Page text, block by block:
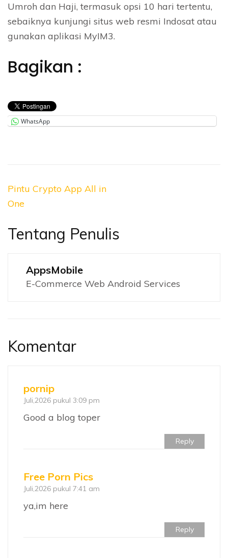
Umroh dan Haji, termasuk opsi 10 hari tertentu,
sebaiknya kunjungi situs web resmi Indosat atau
gunakan aplikasi MyIM3.
Bagikan :
WhatsApp
Pintu Crypto App All in
One
Tentang Penulis
AppsMobile
E-Commerce Web Android Services
Komentar
pornip
Juli,2026 pukul 3:09 pm
Good a blog toper
Reply
Free Porn Pics
Juli,2026 pukul 7:41 am
ya,im here
Reply